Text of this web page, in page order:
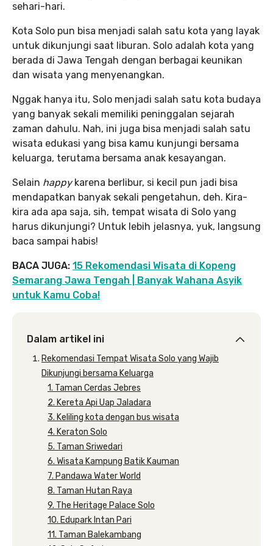
sehari-hari.
Kota Solo pun bisa menjadi salah satu kota yang layak
untuk dikunjungi saat liburan. Solo adalah kota yang
berada di Jawa Tengah dengan berbagai keunikan
dan wisata yang menyenangkan.
Nggak hanya itu, Solo menjadi salah satu kota budaya
yang banyak sekali memiliki peninggalan sejarah
zaman dahulu. Nah, ini juga bisa menjadi salah satu
wisata edukasi yang bisa kamu kunjungi bersama
keluarga, terutama bersama anak kesayangan.
Selain happykarena berlibur, si kecil pun jadi bisa
mendapatkan banyak sekali pengetahun, deh. Kira-
kira ada apa saja, sih, tempat wisata di Solo yang
harus dikunjungi? Untuk lebih jelasnya, yuk, langsung
baca sampai habis!
BACA JUGA: 15 Rekomendasi Wisata di Kopeng
Semarang Jawa Tengah | Banyak Wahana Asyik
untuk Kamu Coba!
Dalam artikel ini
Rekomendasi Tempat Wisata Solo yang Wajib
Dikunjungi bersama Keluarga
1. Taman Cerdas Jebres
2. Kereta Api Uap Jaladara
3. Keliling kota dengan bus wisata
4. Keraton Solo
5. Taman Sriwedari
6. Wisata Kampung Batik Kauman
7. Pandawa Water World
8. Taman Hutan Raya
9. The Heritage Palace Solo
10. Edupark Intan Pari
11. Taman Balekambang